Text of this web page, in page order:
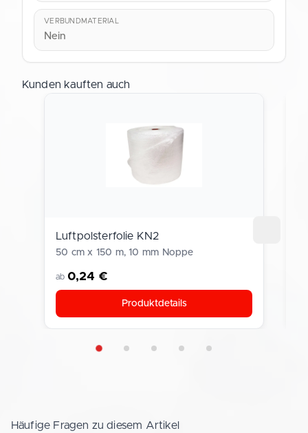
VERBUNDMATERIAL
Nein
Kunden kauften auch
Luftpolsterfolie KN2
50 cm x 150 m, 10 mm Noppe
ab 0,24 €
Produktdetails
Häufige Fragen zu diesem Artikel